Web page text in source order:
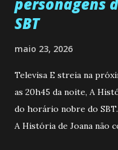
personagens
SBT
maio 23, 2026
Televisa E streia na
as 20h45 da noite, A
do horário nobre do
A História de Joana não